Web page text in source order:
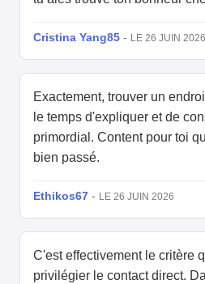
Cristina Yang85 - LE 26 JUIN 2026
Exactement, trouver un
le temps d'expliquer et de
primordial. Content pour toi
bien passé.
Ethikos67 - LE 26 JUIN 2026
C'est effectivement le critère
privilégier le contact direct.